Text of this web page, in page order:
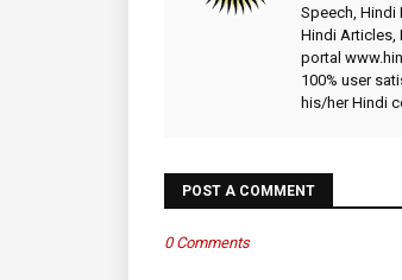
Speech, Hindi
Hindi Articles,
portal
100% user
his/her Hindi
POST A COMMENT
0 Comments